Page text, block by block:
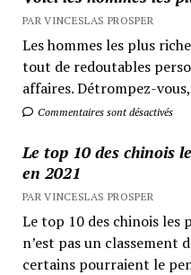
PAR VINCESLAS PROSPER
Les hommes les plus
tout de redoutables
affaires. Détrompez-
Commentaires sont désactivés
Le top 10 des chinois
en 2021
PAR VINCESLAS PROSPER
Le top 10 des chinois les
n’est pas un classement
certains pourraient le